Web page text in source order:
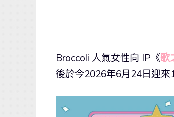
Broccoli 人氣女性向 IP《歌
後於今2026年6月24日迎